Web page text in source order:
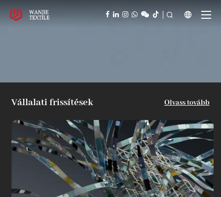
  
Vállalati frissítések Olvass tovább